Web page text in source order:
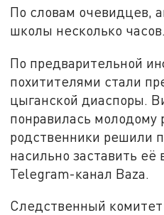
По словам очевидцев,
школы несколько часов.
По предварительной
похитителями стали
цыганской диаспоры.
понравилась молодому
родственники решили
насильно заставить
Telegram-канал Baza.
Следственный комитет